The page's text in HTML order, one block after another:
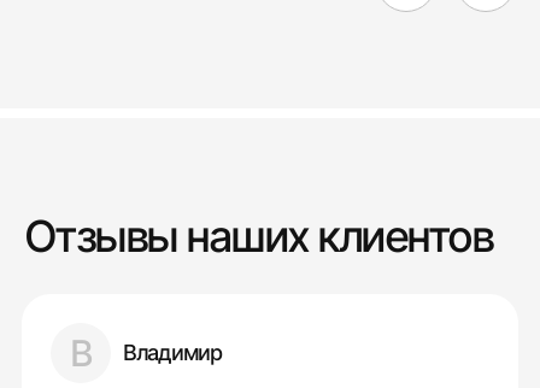
Отзывы наших клиентов
В Владимир